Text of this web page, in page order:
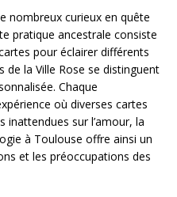
nombreux curieux en quête
pratique ancestrale consiste
pour éclairer différents
de la Ville Rose se distinguent
Chaque
où diverses cartes
inattendues sur l’amour, la
à Toulouse offre ainsi un
et les préoccupations des